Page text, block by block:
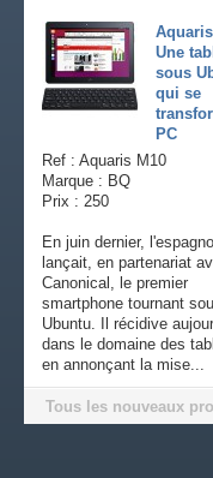
Une
sous
qui se
PC
Ref : Aquaris M10
Marque : BQ
Prix : 250
En juin dernier,
lançait, en partenariat
Canonical, le premier
smartphone tournant
Ubuntu. Il récidive
dans le domaine des
en annonçant la mise...
Tous les nouveaux